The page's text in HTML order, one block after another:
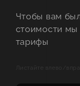
Чтобы вам
стоимости мы
тарифы
Листайте влево/